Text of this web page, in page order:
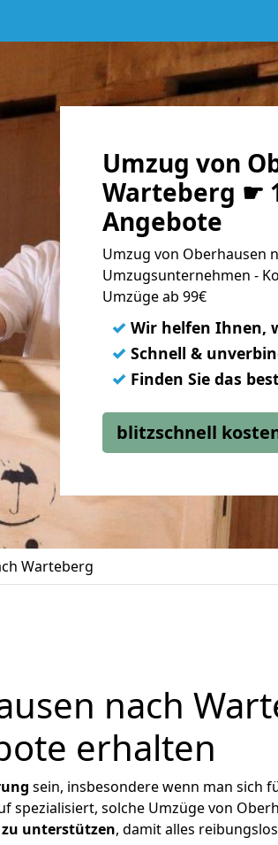
Umzug von
Warteberg ☛
Angebote
Umzug von Oberhausen
Umzugsunternehmen -
Umzüge ab 99€
✓ Wir helfen Ihnen,
✓ Schnell &
✓ Finden Sie das
blitzschnell
Warteberg
nach
erhalten
sein, insbesondere wenn man sich
solche Umzüge von
zu unterstützen, damit alles